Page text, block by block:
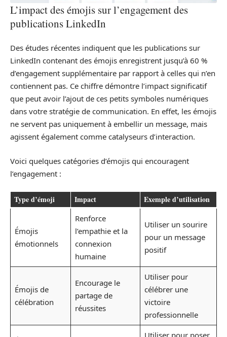
L’impact des émojis sur l’engagement des
publications LinkedIn
Des études récentes indiquent que les publications sur
LinkedIn contenant des émojis enregistrent jusqu’à 60 %
d’engagement supplémentaire par rapport à celles qui n’en
contiennent pas. Ce chiffre démontre l’impact significatif
que peut avoir l’ajout de ces petits symboles numériques
dans votre stratégie de communication. En effet, les émojis
ne servent pas uniquement à embellir un message, mais
agissent également comme catalyseurs d’interaction.
Voici quelques catégories d’émojis qui encouragent
l’engagement :
Type d’émoji Impact Exemple d’utilisation
Émojis
émotionnels
Renforce
l’empathie et la
connexion
humaine
Utiliser un sourire
pour un message
positif
Émojis de
célébration
Encourage le
partage de
réussites
Utiliser pour
célébrer une
victoire
professionnelle